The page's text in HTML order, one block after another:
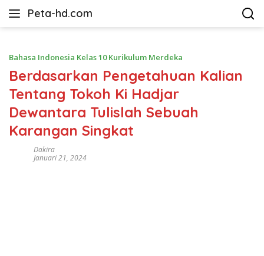
Peta-hd.com
Kumpulan
HD
Bahasa Indonesia Kelas 10 Kurikulum Merdeka
Berdasarkan Pengetahuan Kalian
Tentang Tokoh Ki Hadjar
Dewantara Tulislah Sebuah
Karangan Singkat
Dakira
Januari 21, 2024